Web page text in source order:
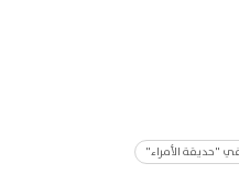
في "حديقة الأمراء"